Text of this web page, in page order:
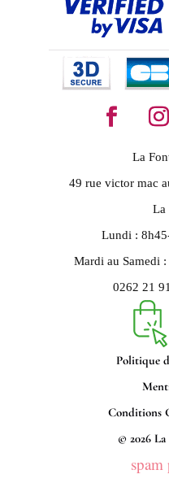
La
49 rue victor mac
La
Lundi :
Mardi au Samedi
0262 21
Politique
Conditions
© 2026